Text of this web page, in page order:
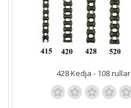
428 Kedja - 108 rullar